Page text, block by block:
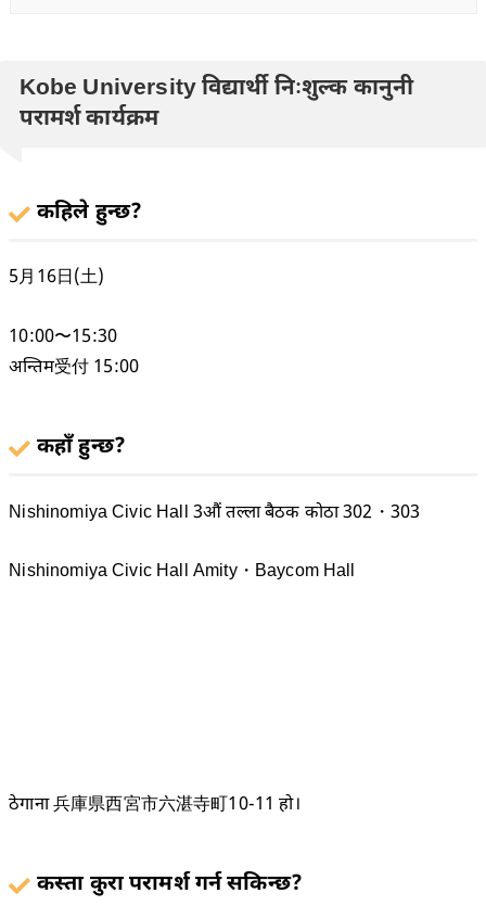
Kobe University विद्यार्थी निःशुल्क कानुनी
परामर्श कार्यक्रम
कहिले हुन्छ?
5月16日(土)
10:00〜15:30
अन्तिम受付 15:00
कहाँ हुन्छ?
Nishinomiya Civic Hall 3औं तल्ला बैठक कोठा 302・303
Nishinomiya Civic Hall Amity・Baycom Hall
ठेगाना 兵庫県西宮市六湛寺町10-11 हो।
कस्ता कुरा परामर्श गर्न सकिन्छ?